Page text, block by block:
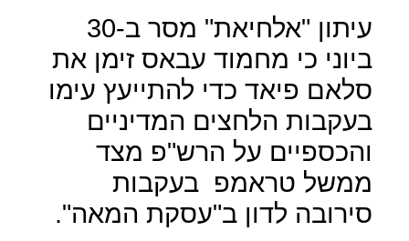
עיתון "אלחיאת" מסר ב-30
ביוני כי מחמוד עבאס זימן את
סלאם פיאד כדי להתייעץ עימו
בעקבות הלחצים המדיניים
והכספיים על הרש"פ מצד
ממשל טראמפ בעקבות
סירובה לדון ב"עסקת המאה".